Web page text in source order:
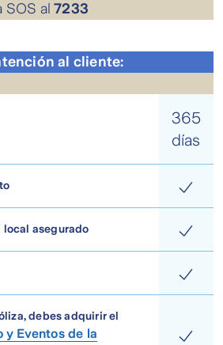
SOS al7233
al cliente:
365
días
asegurado
debes adquirir el
y Eventos de la